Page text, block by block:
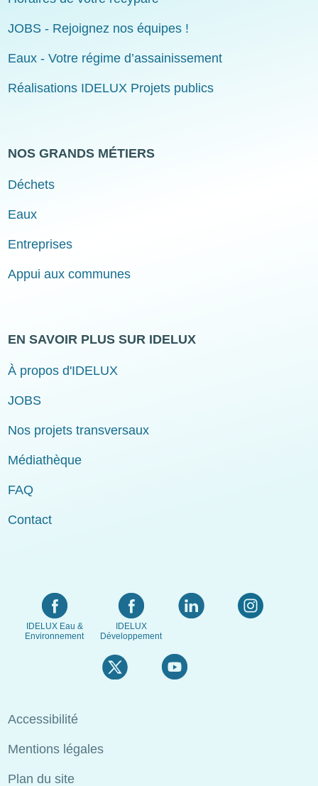
JOBS - Rejoignez nos équipes !
Eaux - Votre régime d’assainissement
Réalisations IDELUX Projets publics
NOS GRANDS MÉTIERS
Déchets
Eaux
Entreprises
Appui aux communes
EN SAVOIR PLUS SUR IDELUX
À propos d'IDELUX
JOBS
Nos projets transversaux
Médiathèque
FAQ
Contact
IDELUX Eau &
Environnement
IDELUX
Développement
Menu
Pied
de
page
Accessibilité
Mentions légales
Plan du site